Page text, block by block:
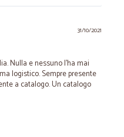
31/10/2021
Nulla e nessuno l'ha mai
logistico. Sempre presente
a catalogo. Un catalogo